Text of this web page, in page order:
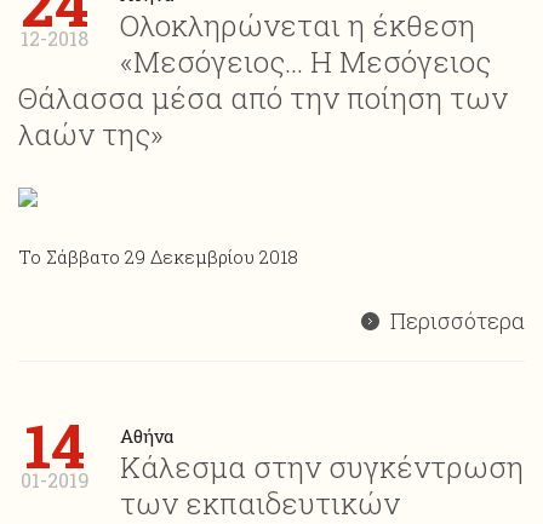
12-2018
Ολοκληρώνεται η έκθεση
«Μεσόγειος… Η Μεσόγειος
Θάλασσα μέσα από την ποίηση των
λαών της»
Το Σάββατο 29 Δεκεμβρίου 2018
Περισσότερα
14
01-2019
Αθήνα
Κάλεσμα στην συγκέντρωση
των εκπαιδευτικών